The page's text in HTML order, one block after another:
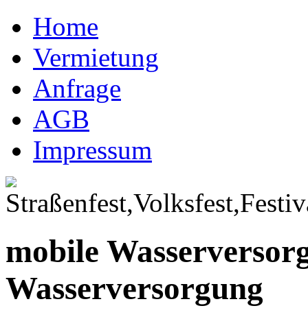
Home
Vermietung
Anfrage
AGB
Impressum
mobile
Wasserversorgung